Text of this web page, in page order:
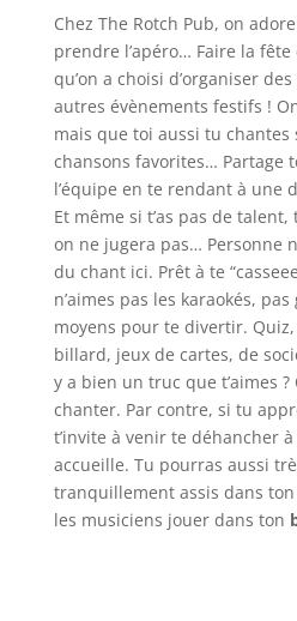
Chez The Rotch Pub, on
prendre l’apéro… Faire la fête
qu’on a choisi d’organiser
autres évènements festifs !
mais que toi aussi tu chantes
chansons favorites… Partage
l’équipe en te rendant à une
Et même si t’as pas de
on ne jugera pas… Personne
du chant ici. Prêt à te
n’aimes pas les karaokés,
moyens pour te divertir.
billard, jeux de cartes, de
y a bien un truc que t’aimes ?
chanter. Par contre, si tu
t’invite à venir te déhancher
accueille. Tu pourras aussi
tranquillement assis dans
les musiciens jouer dans ton